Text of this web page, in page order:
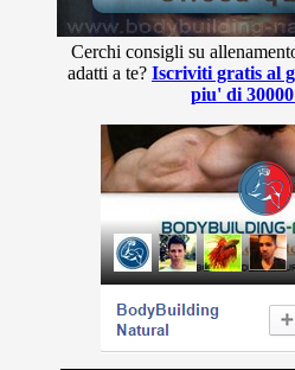
Cerchi consigli su
adatti a te? Iscriviti gratis al
piu' di